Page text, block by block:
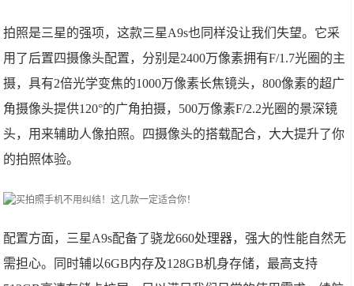
拍照是三星的强项，这款三星A9s也同样没让我们失望。它采
用了后置四摄像头配置，分别是2400万像素拥有F/1.7光圈的主
摄，具有2倍光学变焦的1000万像素长焦镜头，800像素的超广
角摄像头提供120°的广角拍摄，500万像素F/2.2光圈的景深镜
头，用来辅助人像拍照。四摄像头的搭载配合，大大提升了你
的拍照体验。
配置方面，三星A9s配备了骁龙660处理器，强大的性能自然无
需担心。同时辅以6GB内存及128GB机身存储，最高支持